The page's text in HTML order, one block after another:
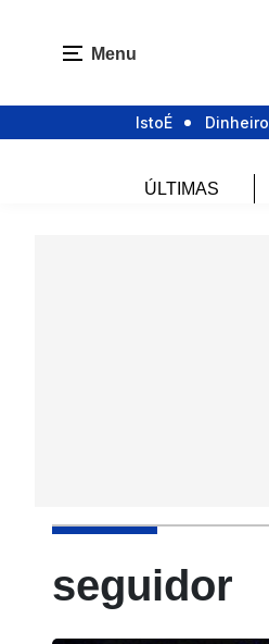
Menu
IstoÉ Dinheiro
ÚLTIMAS
seguidor